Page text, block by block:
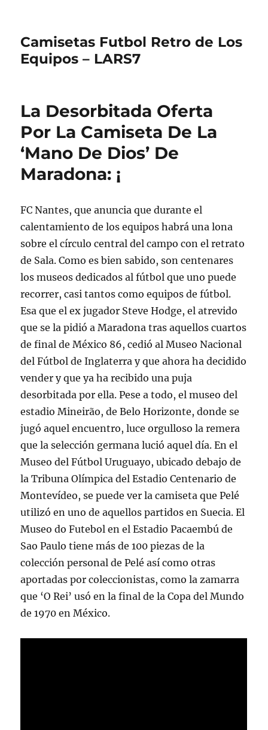
Camisetas Futbol Retro de Los
Equipos – LARS7
La Desorbitada Oferta
Por La Camiseta De La
‘Mano De Dios’ De
Maradona: ¡
FC Nantes, que anuncia que durante el
calentamiento de los equipos habrá una lona
sobre el círculo central del campo con el retrato
de Sala. Como es bien sabido, son centenares
los museos dedicados al fútbol que uno puede
recorrer, casi tantos como equipos de fútbol.
Esa que el ex jugador Steve Hodge, el atrevido
que se la pidió a Maradona tras aquellos cuartos
de final de México 86, cedió al Museo Nacional
del Fútbol de Inglaterra y que ahora ha decidido
vender y que ya ha recibido una puja
desorbitada por ella. Pese a todo, el museo del
estadio Mineirão, de Belo Horizonte, donde se
jugó aquel encuentro, luce orgulloso la remera
que la selección germana lució aquel día. En el
Museo del Fútbol Uruguayo, ubicado debajo de
la Tribuna Olímpica del Estadio Centenario de
Montevídeo, se puede ver la camiseta que Pelé
utilizó en uno de aquellos partidos en Suecia. El
Museo do Futebol en el Estadio Pacaembú de
Sao Paulo tiene más de 100 piezas de la
colección personal de Pelé así como otras
aportadas por coleccionistas, como la zamarra
que ‘O Rei’ usó en la final de la Copa del Mundo
de 1970 en México.